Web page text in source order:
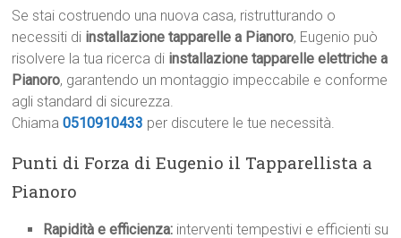
Se stai costruendo una nuova casa, ristrutturando o
necessiti di installazione tapparelle a Pianoro, Eugenio può
risolvere la tua ricerca di installazione tapparelle elettriche a
Pianoro, garantendo un montaggio impeccabile e conforme
agli standard di sicurezza.
Chiama0510910433 per discutere le tue necessità.
Punti di Forza di Eugenio il Tapparellista a
Pianoro
Rapidità e efficienza: interventi tempestivi e efficienti su